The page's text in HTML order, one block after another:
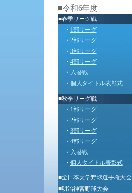
■令和6年度
■春季リーグ戦
・ 1部リーグ
・ 2部リーグ
・ 3部リーグ
・ 4部リーグ
・ 入替戦
・ 個人タイトル表彰式
■秋季リーグ戦
・ 1部リーグ
・ 2部リーグ
・ 3部リーグ
・ 4部リーグ
・ 入替戦
・ 個人タイトル表彰式
■全日本大学野球選手権大会
■明治神宮野球大会